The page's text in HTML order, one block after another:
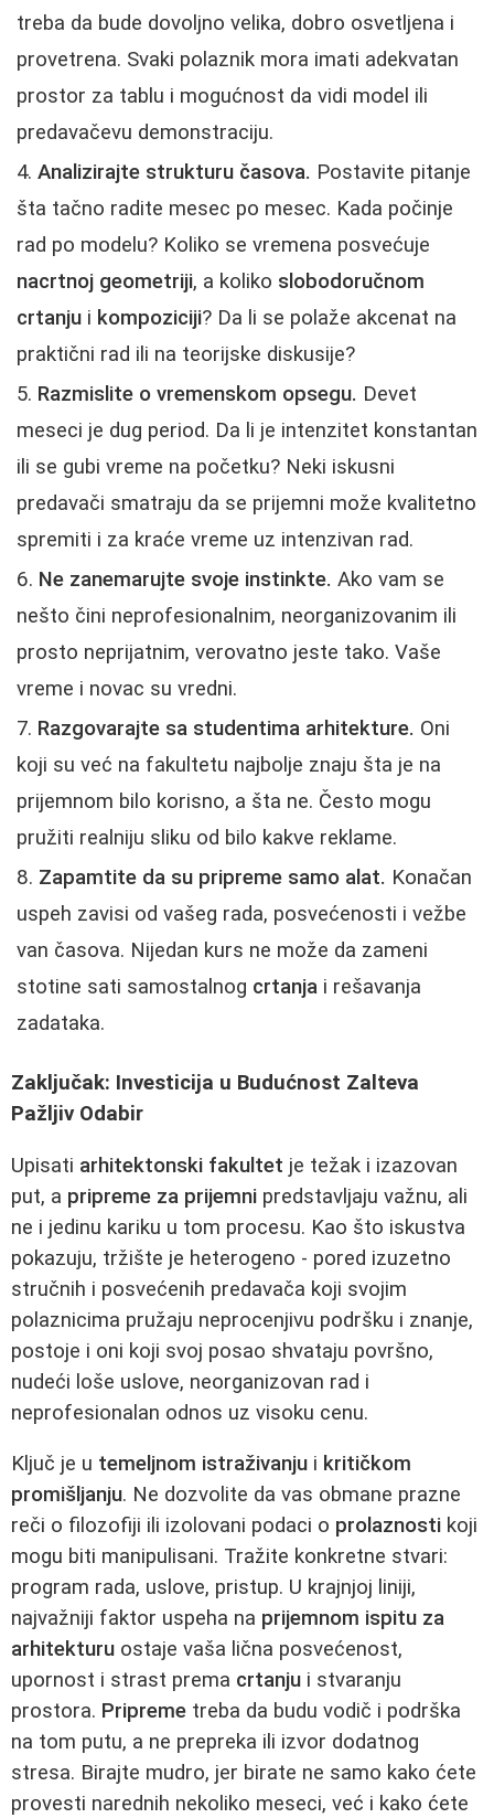
treba da bude dovoljno velika, dobro osvetljena i
provetrena. Svaki polaznik mora imati adekvatan
prostor za tablu i mogućnost da vidi model ili
predavačevu demonstraciju.
Analizirajte strukturu časova. Postavite pitanje
šta tačno radite mesec po mesec. Kada počinje
rad po modelu? Koliko se vremena posvećuje
nacrtnoj geometriji, a koliko slobodoručnom
crtanju i kompoziciji? Da li se polaže akcenat na
praktični rad ili na teorijske diskusije?
Razmislite o vremenskom opsegu. Devet
meseci je dug period. Da li je intenzitet konstantan
ili se gubi vreme na početku? Neki iskusni
predavači smatraju da se prijemni može kvalitetno
spremiti i za kraće vreme uz intenzivan rad.
Ne zanemarujte svoje instinkte. Ako vam se
nešto čini neprofesionalnim, neorganizovanim ili
prosto neprijatnim, verovatno jeste tako. Vaše
vreme i novac su vredni.
Razgovarajte sa studentima arhitekture. Oni
koji su već na fakultetu najbolje znaju šta je na
prijemnom bilo korisno, a šta ne. Često mogu
pružiti realniju sliku od bilo kakve reklame.
Zapamtite da su pripreme samo alat. Konačan
uspeh zavisi od vašeg rada, posvećenosti i vežbe
van časova. Nijedan kurs ne može da zameni
stotine sati samostalnog crtanja i rešavanja
zadataka.
Zaključak: Investicija u Budućnost Zalteva
Pažljiv Odabir
Upisati arhitektonski fakultet je težak i izazovan
put, a pripreme za prijemni predstavljaju važnu, ali
ne i jedinu kariku u tom procesu. Kao što iskustva
pokazuju, tržište je heterogeno - pored izuzetno
stručnih i posvećenih predavača koji svojim
polaznicima pružaju neprocenjivu podršku i znanje,
postoje i oni koji svoj posao shvataju površno,
nudeći loše uslove, neorganizovan rad i
neprofesionalan odnos uz visoku cenu.
Ključ je u temeljnom istraživanju i kritičkom
promišljanju. Ne dozvolite da vas obmane prazne
reči o filozofiji ili izolovani podaci o prolaznosti koji
mogu biti manipulisani. Tražite konkretne stvari:
program rada, uslove, pristup. U krajnjoj liniji,
najvažniji faktor uspeha na prijemnom ispitu za
arhitekturu ostaje vaša lična posvećenost,
upornost i strast prema crtanju i stvaranju
prostora. Pripreme treba da budu vodič i podrška
na tom putu, a ne prepreka ili izvor dodatnog
stresa. Birajte mudro, jer birate ne samo kako ćete
provesti narednih nekoliko meseci, već i kako ćete